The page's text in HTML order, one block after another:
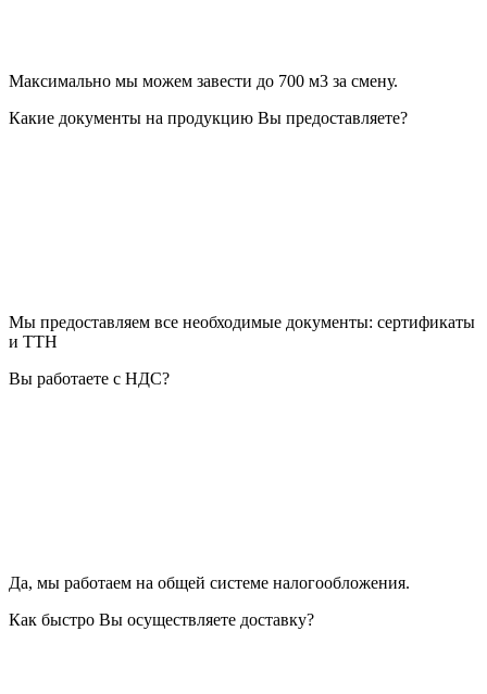
Максимально мы можем завести до 700 м3 за смену.
Какие документы на продукцию Вы предоставляете?
Мы предоставляем все необходимые документы: сертификаты
и ТТН
Вы работаете с НДС?
Да, мы работаем на общей системе налогообложения.
Как быстро Вы осуществляете доставку?